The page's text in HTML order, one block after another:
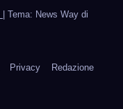
Tema: News Way di
Privacy Redazione